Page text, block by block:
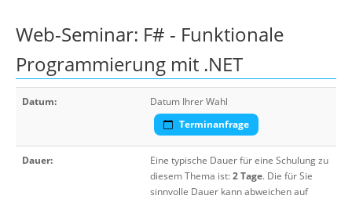
Web-Seminar: F# - Funktionale
Programmierung mit .NET
Datum:
Datum Ihrer Wahl
Terminanfrage
Dauer:
Eine typische Dauer für eine Schulung zu
diesem Thema ist:2 Tage. Die für Sie
sinnvolle Dauer kann abweichen auf